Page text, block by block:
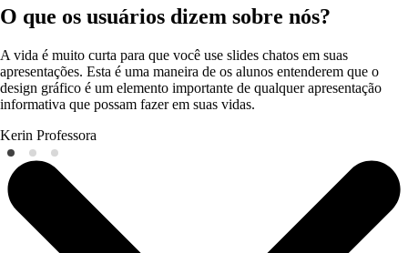
O que os usuários dizem sobre nós?
A vida é muito curta para que você use slides chatos em suas
apresentações. Esta é uma maneira de os alunos entenderem que o
design gráfico é um elemento importante de qualquer apresentação
informativa que possam fazer em suas vidas.
Kerin Professora